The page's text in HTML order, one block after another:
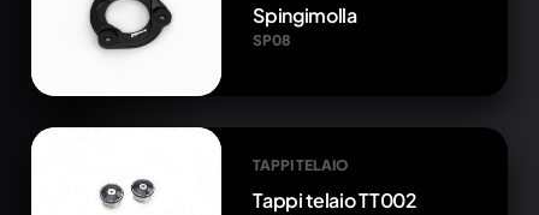
Spingimolla
SP08
TAPPI TELAIO
Tappi telaio TT002